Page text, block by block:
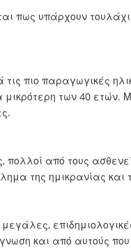
πως υπάρχουν
πιο παραγωγικές
μικρότερη των 40
πολλοί από τους
της ημικρανίας
και από αυτούς